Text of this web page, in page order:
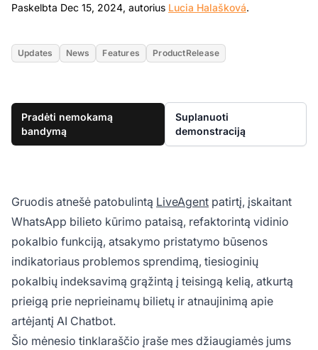
Paskelbta Dec 15, 2024, autorius Lucia Halašková.
Updates News Features ProductRelease
Pradėti nemokamą
bandymą
Suplanuoti
demonstraciją
Gruodis atnešė patobulintą LiveAgent patirtį, įskaitant
WhatsApp bilieto kūrimo pataisą, refaktorintą vidinio
pokalbio funkciją, atsakymo pristatymo būsenos
indikatoriaus problemos sprendimą, tiesioginių
pokalbių indeksavimą grąžintą į teisingą kelią, atkurtą
prieigą prie neprieinamų bilietų ir atnaujinimą apie
artėjantį AI Chatbot.
Šio mėnesio tinklaraščio įraše mes džiaugiamės jums